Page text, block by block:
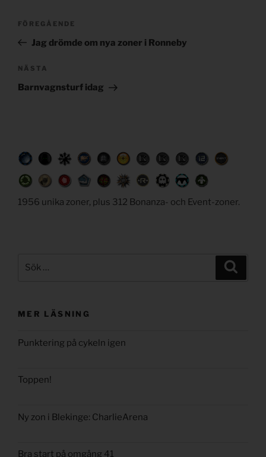
Post
Föregående
inlägg
FÖREGÅENDE
Jag drömde om nya zoner i Ronneby
Nästa
inlägg
NÄSTA
Barnvagnsturf idag
1956 unika zoner, plus 312 Bonanza- och Event-zoner.
MER LÄSNING
Punktering på cykeln igen
Toppen!
Ny zon i Blekinge: CharlieArena
Bra start på omgång 41